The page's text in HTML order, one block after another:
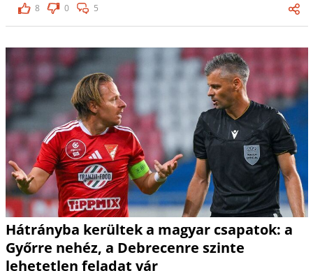
8
0 5
Hátrányba kerültek a magyar csapatok: a
Győrre nehéz, a Debrecenre szinte
lehetetlen feladat vár